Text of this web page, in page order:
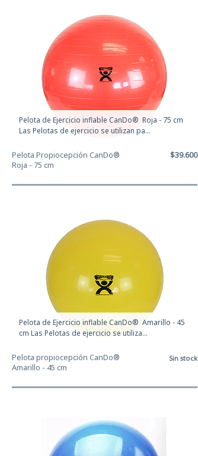
Pelota de Ejercicio inflable CanDo® Roja - 75 cm
Las Pelotas de ejercicio se utilizan pa...
Pelota Propiocepción CanDo®
Roja - 75 cm
$39.600
Pelota de Ejercicio inflable CanDo® Amarillo - 45
cm Las Pelotas de ejercicio se utiliza...
Pelota propiocepción CanDo®
Amarillo - 45 cm
Sin stock